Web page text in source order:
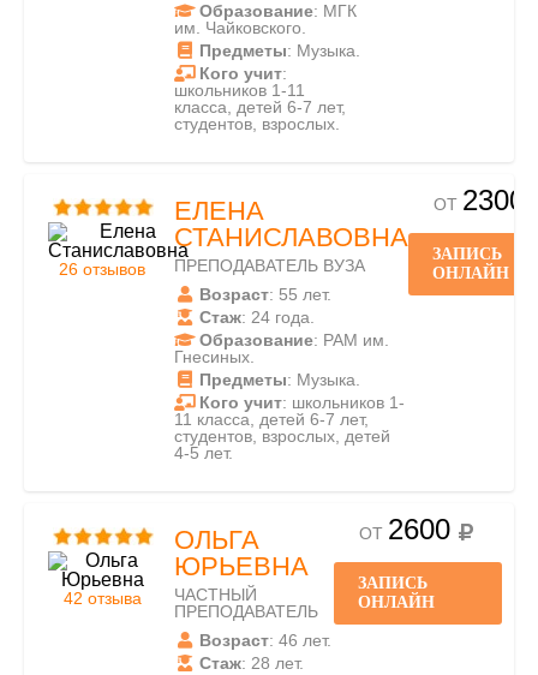
Образование: МГК
им. Чайковского.
Предметы: Музыка.
Кого учит:
школьников 1-11
класса, детей 6-7 лет,
студентов, взрослых.
26 отзывов
ЕЛЕНА
СТАНИСЛАВОВНА
ПРЕПОДАВАТЕЛЬ ВУЗА
Возраст: 55 лет.
Стаж: 24 года.
Образование: РАМ им.
Гнесиных.
Предметы: Музыка.
Кого учит: школьников 1-
11 класса, детей 6-7 лет,
студентов, взрослых, детей
4-5 лет.
ОТ 2300
ЗАПИСЬ
ОНЛАЙН
42 отзыва
ОЛЬГА
ЮРЬЕВНА
ЧАСТНЫЙ
ПРЕПОДАВАТЕЛЬ
Возраст: 46 лет.
Стаж: 28 лет.
ОТ 2600
ЗАПИСЬ
ОНЛАЙН